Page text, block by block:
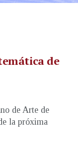
de
de Arte de
la próxima